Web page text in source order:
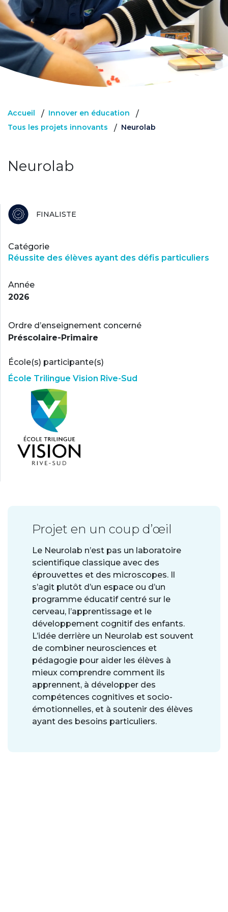
Accueil / Innover en éducation /
Tous les projets innovants / Neurolab
Neurolab
FINALISTE
Catégorie
Réussite des élèves ayant des défis particuliers
Année
2026
Ordre d’enseignement concerné
Préscolaire-Primaire
École(s) participante(s)
École Trilingue Vision Rive-Sud
Projet en un coup d’œil
Le Neurolab n’est pas un laboratoire
scientifique classique avec des
éprouvettes et des microscopes. Il
s’agit plutôt d’un espace ou d’un
programme éducatif centré sur le
cerveau, l’apprentissage et le
développement cognitif des enfants.
L’idée derrière un Neurolab est souvent
de combiner neurosciences et
pédagogie pour aider les élèves à
mieux comprendre comment ils
apprennent, à développer des
compétences cognitives et socio-
émotionnelles, et à soutenir des élèves
ayant des besoins particuliers.